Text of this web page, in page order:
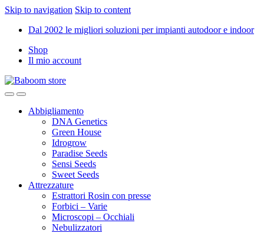
Skip to navigation Skip to content
Dal 2002 le migliori soluzioni per impianti autodoor e indoor
Shop
Il mio account
Abbigliamento
DNA Genetics
Green House
Idrogrow
Paradise Seeds
Sensi Seeds
Sweet Seeds
Attrezzature
Estrattori Rosin con presse
Forbici – Varie
Microscopi – Occhiali
Nebulizzatori